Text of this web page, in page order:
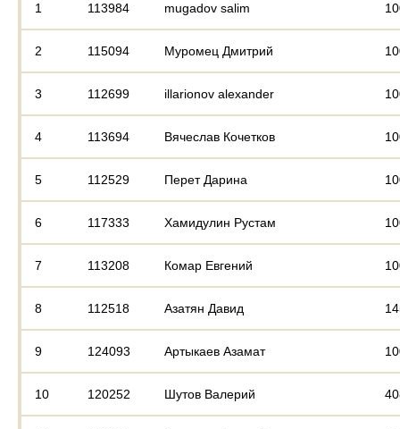
1 113984 mugadov salim
2 115094 Муромец Дмитрий
3 112699 illarionov alexander
4 113694 Вячеслав Кочетков
5 112529 Перет Дарина
6 117333 Хамидулин Рустам
7 113208 Комар Евгений
8 112518 Азатян Давид
9 124093 Артыкаев Азамат
10 120252 Шутов Валерий